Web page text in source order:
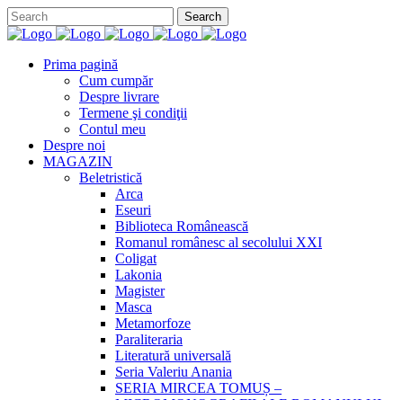
Prima pagină
Cum cumpăr
Despre livrare
Termene şi condiţii
Contul meu
Despre noi
MAGAZIN
Beletristică
Arca
Eseuri
Biblioteca Românească
Romanul românesc al secolului XXI
Coligat
Lakonia
Magister
Masca
Metamorfoze
Paraliteraria
Literatură universală
Seria Valeriu Anania
SERIA MIRCEA TOMUȘ –